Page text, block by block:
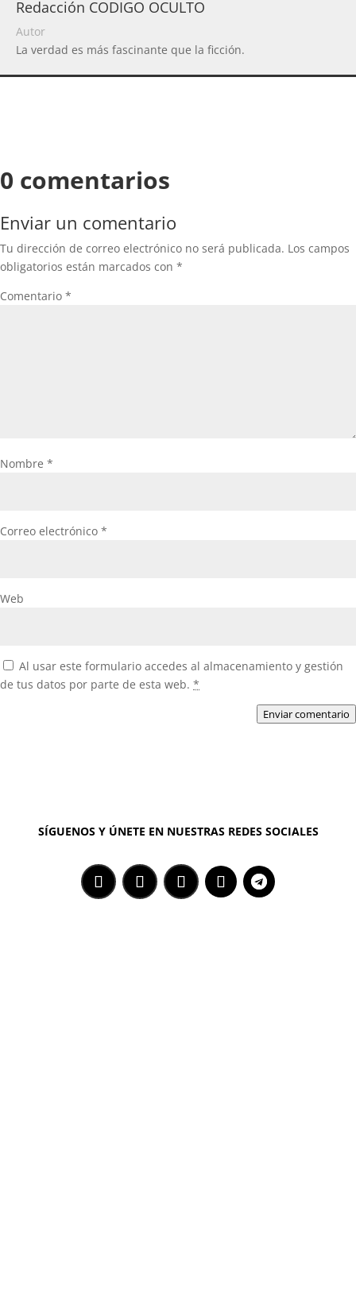
Redacción CODIGO OCULTO
Autor
La verdad es más fascinante que la ficción.
0 comentarios
Enviar un comentario
Tu dirección de correo electrónico no será publicada. Los campos
obligatorios están marcados con *
Comentario *
Nombre *
Correo electrónico *
Web
Al usar este formulario accedes al almacenamiento y gestión
de tus datos por parte de esta web. *
Enviar comentario
SÍGUENOS Y ÚNETE EN NUESTRAS REDES SOCIALES